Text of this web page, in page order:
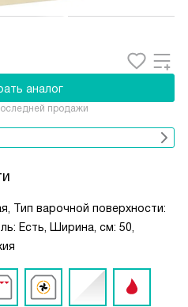
аналог
продажи
Тип варочной поверхности:
Есть, Ширина, см: 50,